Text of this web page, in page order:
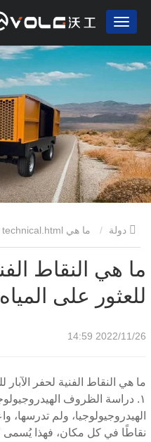
ما هي النقاط
للعثور على
2022/11/26 14:59
ما هي النقاط الفنية لحفر الآبار
١. دراسة الظروف
الهيدروجيولوجيا، ولم
نقاطًا في كل مكان، فهذا يُسمى